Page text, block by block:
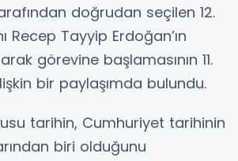
doğrudan seçilen 12.
Recep Tayyip Erdoğan’ın
görevine başlamasının 11.
bir paylaşımda bulundu.
tarihin, Cumhuriyet tarihinin
biri olduğunu